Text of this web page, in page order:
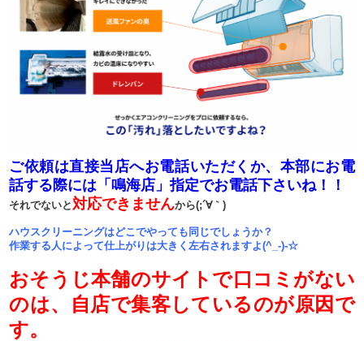
ご依頼は直接当店へお電話いただくか、本部にお電
話する際には「鳴海店」指定でお電話下さいね！！
それでないと対応できませんから(;´∀｀)
ハウスクリーニングはどこでやっても同じでしょうか？
作業する人によって仕上がりは大きく左右されますよ(^_-)-☆
おそうじ本舗のサイトで口コミがない
のは、自店で集客しているのが原因で
す。